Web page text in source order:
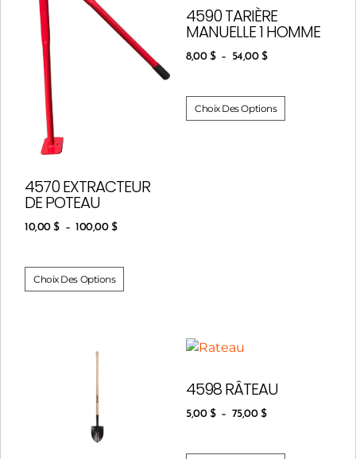
4570 EXTRACTEUR
DE POTEAU
10,00$ – 100,00 $
Choix Des Options
4590 TARIÈRE
MANUELLE 1 HOMME
8,00 $ – 54,00 $
Choix Des Options
4598 RÂTEAU
5,00 $ – 75,00 $